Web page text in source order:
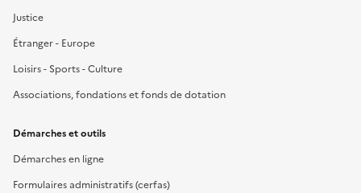
Justice
Étranger - Europe
Loisirs - Sports - Culture
Associations, fondations et fonds de dotation
Démarches et outils
Démarches en ligne
Formulaires administratifs (cerfas)